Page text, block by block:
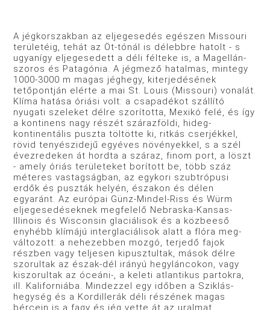
A jégkorszakban az eljegesedés egészen Missouri
területéig, tehát az Öt-tónál is délebbre hatolt - s
ugyanígy eljegesedett a déli félteke is, a Magellán-
szoros és Patagónia. A jégmező hatalmas, mintegy
1000-3000 m magas jéghegy, kiterjedésének
tetőpontján elérte a mai St. Louis (Missouri) vonalát.
Klíma hatása óriási volt: a csapadékot szállító
nyugati szeleket délre szorította, Mexikó felé, és így
a kontinens nagy részét száraz­földi, hideg-
kontinentális puszta töltötte ki, ritkás cserjékkel,
rövid tenyészidejű egyéves növényekkel, s a szél
évezredeken át hordta a száraz, finom port, a löszt
- amely óriás területe­ket borított be, több száz
méteres vastagságban, az egykori szubtrópusi
erdők és puszták helyén, északon és délen
egyaránt. Az európai Günz-Mindel-Riss és Würm
eljegesedéseknek megfelelő Nebraska-Kansas-
Illinois és Wisconsin glaciálisok és a közbeeső
enyhébb klímájú interglaciálisok alatt a flóra meg­
változott: a nehezebben mozgó, terjedő fajok
részben vagy tel­jesen kipusztultak, mások délre
szorultak az észak-dél irányú hegyláncokon, vagy
kiszorultak az óceáni-, a keleti atlantikus partokra,
ill. Kaliforniába. Mindezzel egy időben a Sziklás­-
hegység és a Kordillerák déli részének magas
bércein is a fagy és jég vette át az uralmat,